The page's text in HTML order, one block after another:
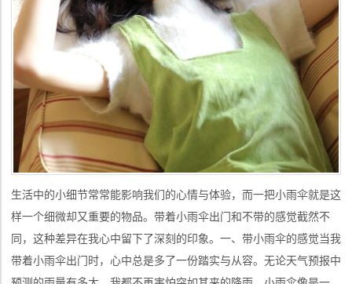
生活中的小细节常常能影响我们的心情与体验，而一把小雨伞就是这
样一个细微却又重要的物品。带着小雨伞出门和不带的感觉截然不
同，这种差异在我心中留下了深刻的印象。一、带小雨伞的感觉当我
带着小雨伞出门时，心中总是多了一份踏实与从容。无论天气预报中